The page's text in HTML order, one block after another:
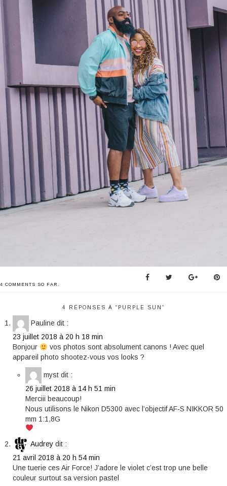
4 COMMENTS SO FAR.
4 RÉPONSES À “PURPLE SUN”
Pauline dit :
23 juillet 2018 à 20 h 18 min
Bonjour
vos photos sont absolument canons ! Avec quel
appareil photo shootez-vous vos looks ?
myst dit :
26 juillet 2018 à 14 h 51 min
Merciii beaucoup!
Nous utilisons le Nikon D5300 avec l’objectif AF-S NIKKOR 50
mm 1:1,8G
Audrey dit :
21 avril 2018 à 20 h 54 min
Une tuerie ces Air Force! J’adore le violet c’est trop une belle
couleur surtout sa version pastel